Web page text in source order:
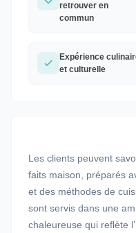
retrouver en
commun
Expérience
et culturelle
Les clients peuvent
faits maison, préparés
et des méthodes de
sont servis dans une
chaleureuse qui reflète